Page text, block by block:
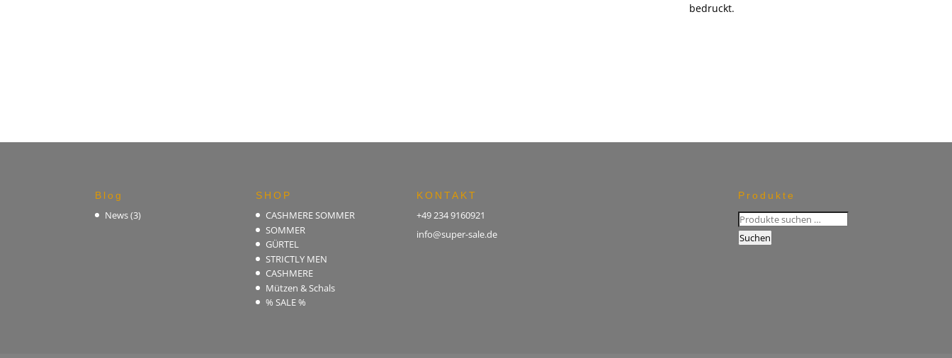
€79,90
bedruckt.
Blog
News(3)
SHOP
CASHMERE SOMMER
SOMMER
GÜRTEL
STRICTLY MEN
CASHMERE
Mützen & Schals
% SALE %
KONTAKT
+49 234 9160921
info@super-sale.de
Produkte
Suchen
nach:
Suchen